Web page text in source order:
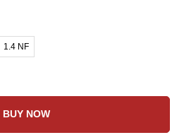
1.4 NF
BUY NOW